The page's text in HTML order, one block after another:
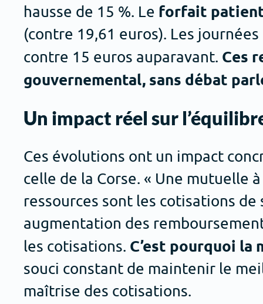
hausse de 15 %. Le forfait patient
(contre 19,61 euros). Les
contre 15 euros auparavant. Ces
gouvernemental, sans débat
Un impact réel sur
Ces évolutions ont un impact
celle de la Corse. « Une mutuelle
ressources sont les cotisations
augmentation des
les cotisations. C’est pourquoi
souci constant de maintenir le
maîtrise des cotisations.